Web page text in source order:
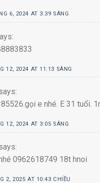
6, 2024 AT 3:39 SÁNG
12, 2024 AT 11:13 SÁNG
e nhé. E 31 tuổi.
12, 2024 AT 3:05 SÁNG
0962618749 18t hnoi
2, 2025 AT 10:43 CHIỀU